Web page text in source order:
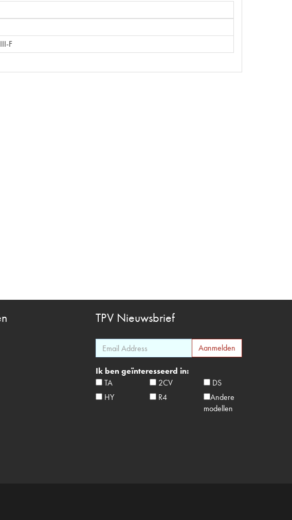
F
TPV Nieuwsbrief
Ik ben geïnteresseerd in:
TA
2CV
DS
HY
R4
Andere
modellen